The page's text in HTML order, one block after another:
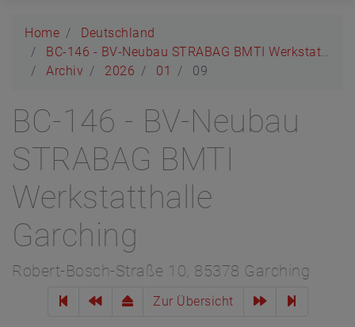
Home
Deutschland
BC-146 - BV-Neubau STRABAG BMTI Werkstatthalle Garching
Archiv
2026 01 09
BC-146 - BV-Neubau
STRABAG BMTI
Werkstatthalle
Garching
Robert-Bosch-Straße 10, 85378 Garching
Zur Übersicht